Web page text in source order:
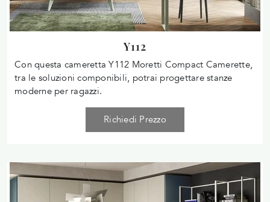
Y112
Con questa cameretta Y112 Moretti Compact Camerette,
tra le soluzioni componibili, potrai progettare stanze
moderne per ragazzi.
Richiedi Prezzo